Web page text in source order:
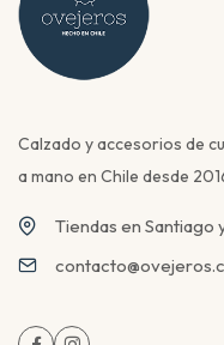
Calzado y accesorios de
a mano en Chile desde
Tiendas en Santiago